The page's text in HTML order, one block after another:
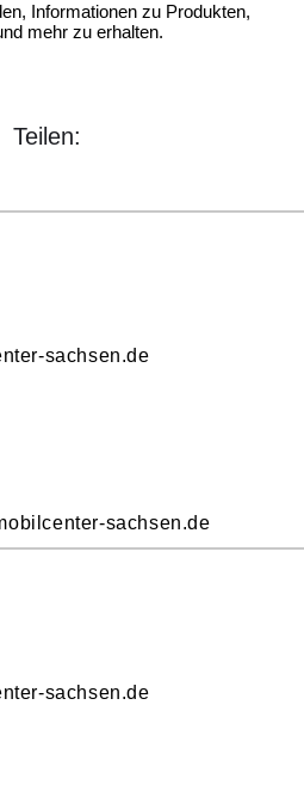
Informationen zu Produkten,
mehr zu erhalten.
Teilen:
sachsen.de
sachsen.de
sachsen.de